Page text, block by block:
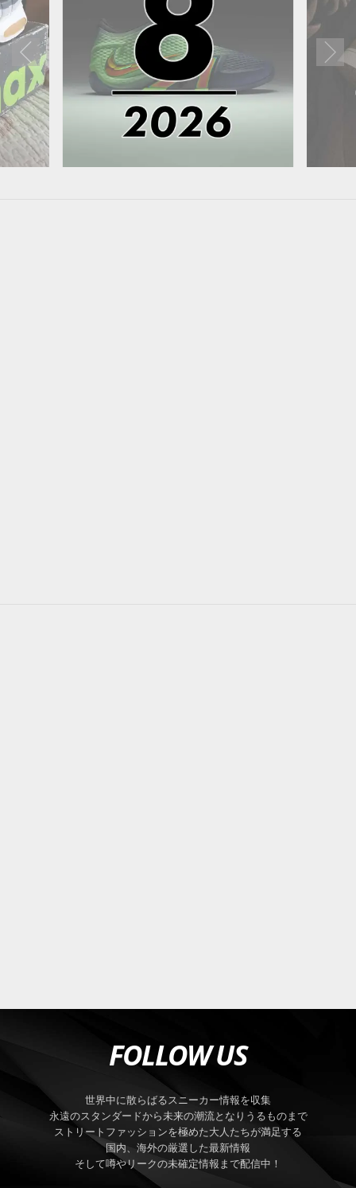
FOLLOW US
世界中に散らばるスニーカー情報を収集
永遠のスタンダードから未来の潮流となりうるものまで
ストリートファッションを極めた大人たちが満足する
国内、海外の厳選した最新情報
そして噂やリークの未確定情報まで配信中！